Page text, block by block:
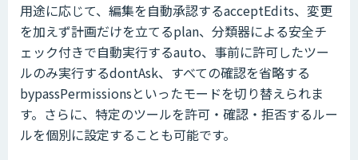
用途に応じて、編集を自動承認するacceptEdits、変更
を加えず計画だけを立てるplan、分類器による安全チ
ェック付きで自動実行するauto、事前に許可したツー
ルのみ実行するdontAsk、すべての確認を省略する
bypassPermissionsといったモードを切り替えられま
す。さらに、特定のツールを許可・確認・拒否するルー
ルを個別に設定することも可能です。